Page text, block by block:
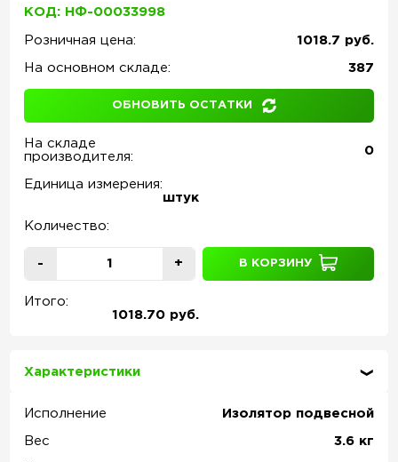
КОД: НФ-00033998
Розничная цена: 1018.7 руб.
На основном складе: 387
ОБНОВИТЬ ОСТАТКИ
На складе
производителя:
0
Единица измерения:
штук
Количество:
- + В КОРЗИНУ
Итого:
1018.70 руб.
Характеристики
Исполнение Изолятор подвесной
Вес 3.6кг